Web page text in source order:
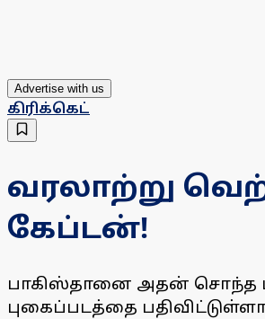
Advertise with us
கிரிக்கெட்
வரலாற்று
கேப்டன்!
பாகிஸ்தானை அதன் சொந்த
புகைப்படத்தை